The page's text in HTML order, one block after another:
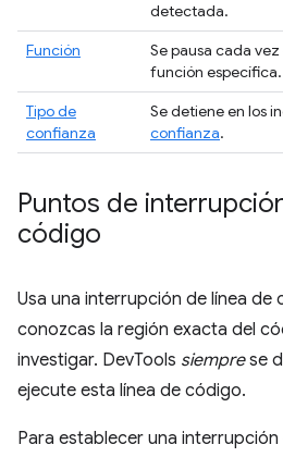
detectada.
Función
Se pausa cada
función específica.
Tipo de
confianza
Se detiene en los
confianza.
Puntos de
código
Usa una interrupción de línea de
conozcas la región exacta del
investigar. DevTools siemprese
ejecute esta línea de código.
Para establecer una